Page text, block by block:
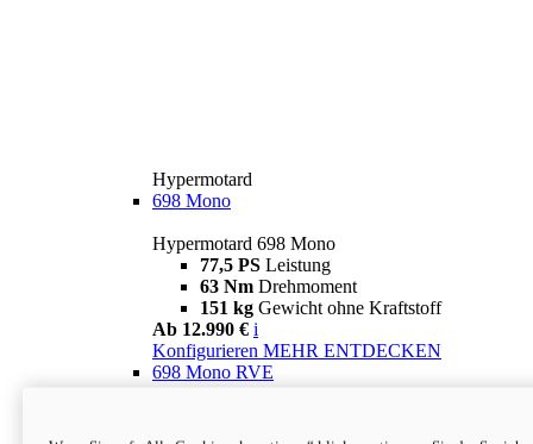
Hypermotard
698 Mono
Hypermotard 698 Mono
77,5 PS Leistung
63 Nm Drehmoment
151 kg Gewicht ohne Kraftstoff
Ab 12.990 € i
Konfigurieren MEHR ENTDECKEN
698 Mono RVE
77,5 PS
Leistung